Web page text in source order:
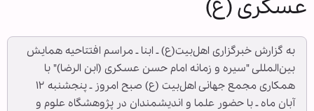
عسکری (ع)
به گزارش خبرگزاری اهل‌بیت(ع) ـ ابنا ـ مراسم افتتاحیه همایش
بین‌المللی "سیره و زمانه امام حسن عسکری (ابن الرضا)" با
همکاری مجمع جهانی اهل‌بیت (ع) صبح امروز ـ پنجشنبه ۱۲
آبان ماه ـ با حضور علما و اندیشمندان در پژوهشگاه علوم و